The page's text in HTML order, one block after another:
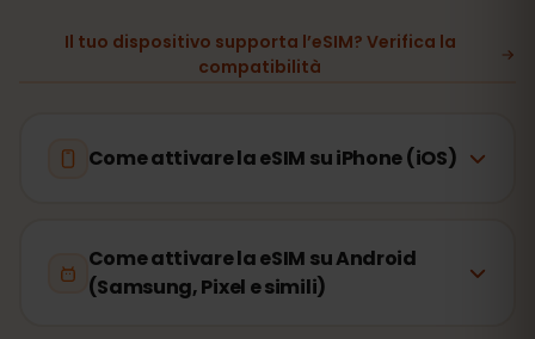
Il tuo dispositivo supporta l’eSIM? Verifica la
compatibilità
Come attivare la eSIM su iPhone (iOS)
Come attivare la eSIM su Android
(Samsung, Pixel e simili)